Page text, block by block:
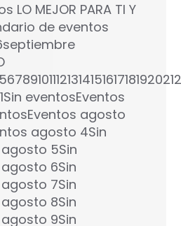
LO MEJOR PARA TI Y
de eventos
eventosEventos
agosto
agosto 4Sin
5Sin
6Sin
7Sin
8Sin
9Sin